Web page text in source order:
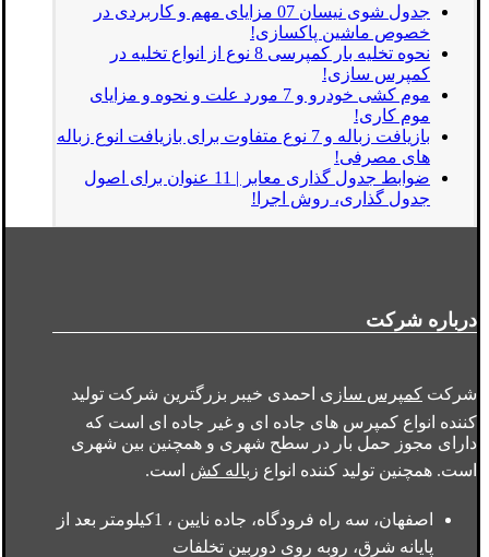
جدول شوی نیسان 07 مزایای مهم و کاربردی در
خصوص ماشین پاکسازی!
نحوه تخلیه بار کمپرسی 8 نوع از انواع تخلیه در
کمپرس سازی!
موم کشی خودرو و 7 مورد علت و نحوه و مزایای
موم کاری!
بازیافت زباله و 7 نوع متفاوت برای بازیافت انوع زباله
های مصرفی!
ضوابط جدول گذاری معابر | 11 عنوان برای اصول
جدول گذاری، روش اجرا!
درباره شرکت
شرکت کمپرس سازی احمدی خیبر بزرگترین شرکت تولید
کننده انواع کمپرس های جاده ای و غیر جاده ای است که
دارای مجوز حمل بار در سطح شهری و همچنین بین شهری
است. همچنین تولید کننده انواع زباله کش است.
اصفهان، سه راه فرودگاه، جاده نایین ، 1کیلومتر بعد از
پایانه شرق، روبه روی دوربین تخلفات